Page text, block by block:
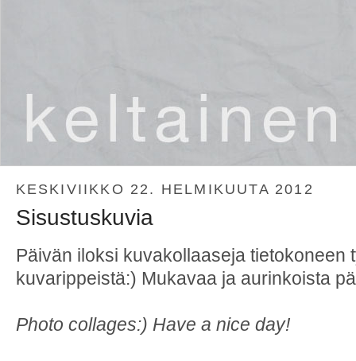
KESKIVIIKKO 22. HELMIKUUTA 2012
Sisustuskuvia
Päivän iloksi kuvakollaaseja tietokoneen
kuvarippeistä:) Mukavaa ja aurinkoista
Photo collages:) Have a nice day!